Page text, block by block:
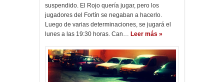
suspendido. El Rojo quería jugar, pero los
jugadores del Fortín se negaban a hacerlo.
Luego de varias determinaciones, se jugará el
lunes a las 19:30 horas. Can… Leer más »